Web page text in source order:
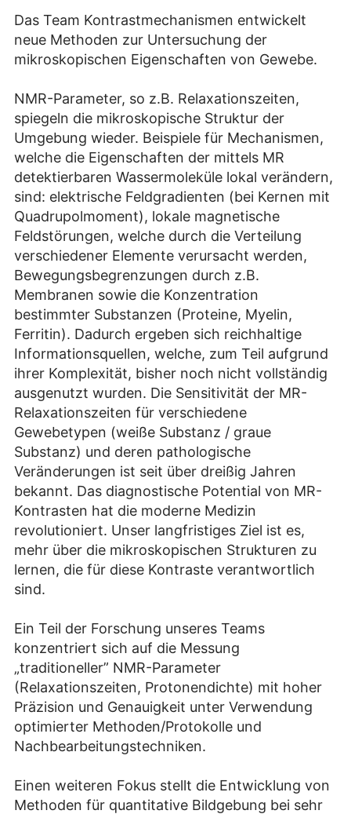
Das Team Kontrastmechanismen entwickelt
neue Methoden zur Untersuchung der
mikroskopischen Eigenschaften von Gewebe.
NMR-Parameter, so z.B. Relaxationszeiten,
spiegeln die mikroskopische Struktur der
Umgebung wieder. Beispiele für Mechanismen,
welche die Eigenschaften der mittels MR
detektierbaren Wassermoleküle lokal verändern,
sind: elektrische Feldgradienten (bei Kernen mit
Quadrupolmoment), lokale magnetische
Feldstörungen, welche durch die Verteilung
verschiedener Elemente verursacht werden,
Bewegungsbegrenzungen durch z.B.
Membranen sowie die Konzentration
bestimmter Substanzen (Proteine, Myelin,
Ferritin). Dadurch ergeben sich reichhaltige
Informationsquellen, welche, zum Teil aufgrund
ihrer Komplexität, bisher noch nicht vollständig
ausgenutzt wurden. Die Sensitivität der MR-
Relaxationszeiten für verschiedene
Gewebetypen (weiße Substanz / graue
Substanz) und deren pathologische
Veränderungen ist seit über dreißig Jahren
bekannt. Das diagnostische Potential von MR-
Kontrasten hat die moderne Medizin
revolutioniert. Unser langfristiges Ziel ist es,
mehr über die mikroskopischen Strukturen zu
lernen, die für diese Kontraste verantwortlich
sind.
Ein Teil der Forschung unseres Teams
konzentriert sich auf die Messung
„traditioneller” NMR-Parameter
(Relaxationszeiten, Protonendichte) mit hoher
Präzision und Genauigkeit unter Verwendung
optimierter Methoden/Protokolle und
Nachbearbeitungstechniken.
Einen weiteren Fokus stellt die Entwicklung von
Methoden für quantitative Bildgebung bei sehr